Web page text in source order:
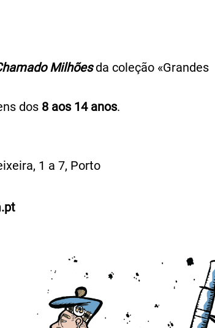
Milhõesda coleção «Grandes
dos 8 aos 14 anos.
1 a 7, Porto